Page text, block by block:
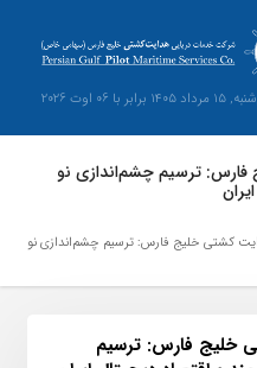
برابر با 06 اوت 2026
ترسیم چشم‌اندازی نو
کشتی خلیج فارس: ترسیم چشم‌اندازی نو برای
خلیج فارس: ترسیم